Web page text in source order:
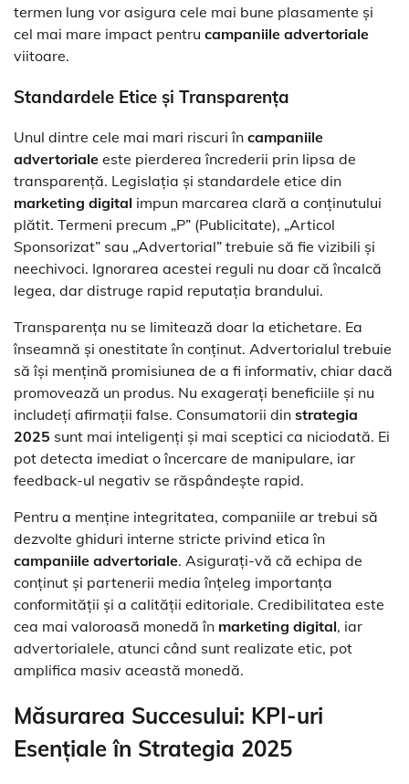
termen lung vor asigura cele mai bune plasamente și
cel mai mare impact pentru campaniile advertoriale
viitoare.
Standardele Etice și Transparența
Unul dintre cele mai mari riscuri în campaniile
advertoriale este pierderea încrederii prin lipsa de
transparență. Legislația și standardele etice din
marketing digital impun marcarea clară a conținutului
plătit. Termeni precum „P” (Publicitate), „Articol
Sponsorizat” sau „Advertorial” trebuie să fie vizibili și
neechivoci. Ignorarea acestei reguli nu doar că încalcă
legea, dar distruge rapid reputația brandului.
Transparența nu se limitează doar la etichetare. Ea
înseamnă și onestitate în conținut. Advertorialul trebuie
să își mențină promisiunea de a fi informativ, chiar dacă
promovează un produs. Nu exagerați beneficiile și nu
includeți afirmații false. Consumatorii din strategia
2025 sunt mai inteligenți și mai sceptici ca niciodată. Ei
pot detecta imediat o încercare de manipulare, iar
feedback-ul negativ se răspândește rapid.
Pentru a menține integritatea, companiile ar trebui să
dezvolte ghiduri interne stricte privind etica în
campaniile advertoriale. Asigurați-vă că echipa de
conținut și partenerii media înțeleg importanța
conformității și a calității editoriale. Credibilitatea este
cea mai valoroasă monedă în marketing digital, iar
advertorialele, atunci când sunt realizate etic, pot
amplifica masiv această monedă.
Măsurarea Succesului: KPI-uri
Esențiale în Strategia 2025